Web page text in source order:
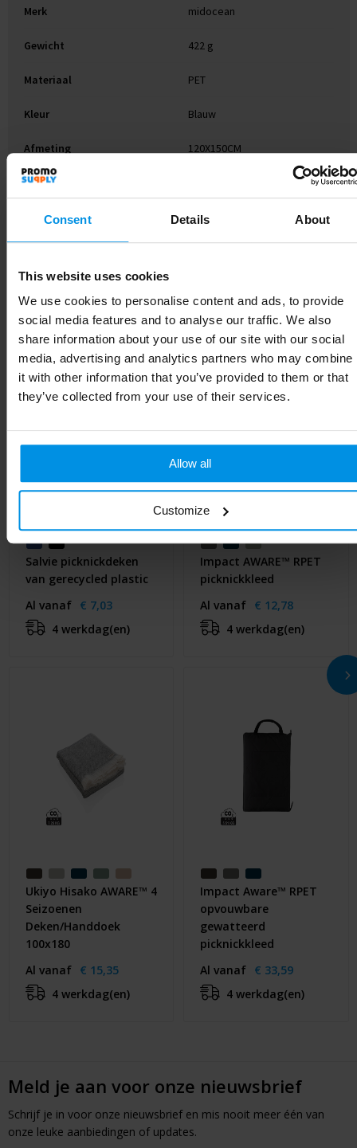
Consent Details About
This website uses cookies
We use cookies to personalise content and ads, to provide
social media features and to analyse our traffic. We also
share information about your use of our site with our social
media, advertising and analytics partners who may combine
it with other information that you’ve provided to them or that
they’ve collected from your use of their services.
Allow all
Customize
Merk midocean
Gewicht 422 g
Materiaal PET
Kleur Blauw
Afmeting 120X150CM
Breedte
Lengte 120 cm
Gerelateerde producten
Salvie picknickdeken
van gerecycled plastic
Al vanaf € 7,03
4 werkdag(en)
Impact AWARE™ RPET
picknickkleed
Al vanaf € 12,78
4 werkdag(en)
Ukiyo Hisako AWARE™ 4
Seizoenen
Deken/Handdoek
100x180
Al vanaf € 15,35
4 werkdag(en)
Impact Aware™ RPET
opvouwbare
gewatteerd
picknickkleed
Al vanaf € 33,59
4 werkdag(en)
Meld je aan voor onze nieuwsbrief
Schrijf je in voor onze nieuwsbrief en mis nooit meer één van
onze leuke aanbiedingen of updates.